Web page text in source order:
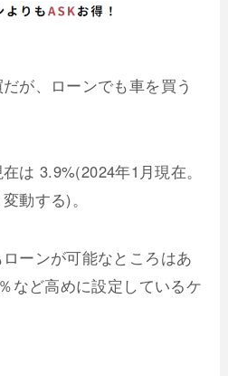
が、ローンでも車を買う
は 3.9%(2024年1月現在。
動する)。
ーンが可能なところはあ
など高めに設定しているケ